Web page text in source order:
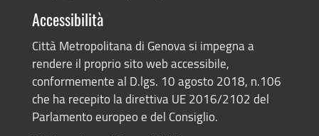
Accessibilità
Città Metropolitana di Genova si impegna a
rendere il proprio sito web accessibile,
conformemente al D.lgs. 10 agosto 2018, n.106
che ha recepito la direttiva UE 2016/2102 del
Parlamento europeo e del Consiglio.